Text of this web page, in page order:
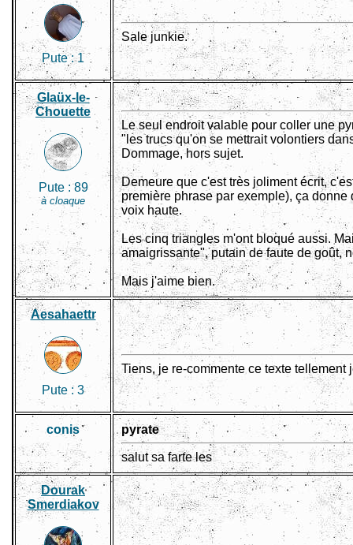
Pute :1
Sale junkie.
Glaüx-le-
Chouette
Pute :89
à cloaque
Le seul endroit valable pour coller une
"les trucs qu'on se mettrait volontiers
Dommage, hors sujet.
Demeure que c'est très joliment écrit,
première phrase par exemple), ça
voix haute.
Les cinq triangles m'ont bloqué aussi.
amaigrissante", putain de faute de goût,
Mais j'aime bien.
Aesahaettr
Pute : 3
Tiens, je re-commente ce texte tellement
conis pyrate
salut sa farte les
Dourak
Smerdiakov